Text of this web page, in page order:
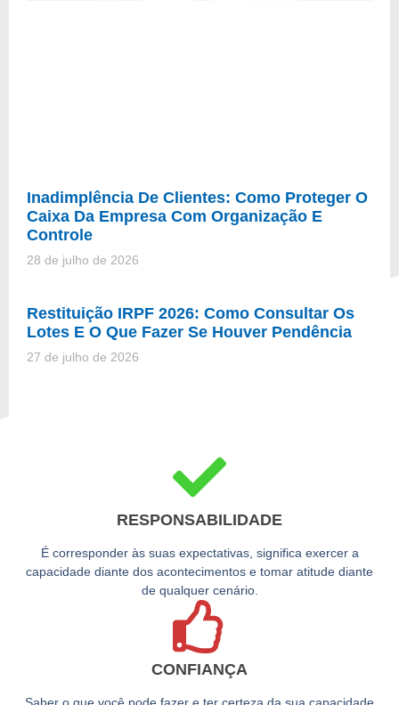
Inadimplência De Clientes: Como Proteger O
Caixa Da Empresa Com Organização E
Controle
28 de julho de 2026
Restituição IRPF 2026: Como Consultar Os
Lotes E O Que Fazer Se Houver Pendência
27 de julho de 2026
RESPONSABILIDADE
É corresponder às suas expectativas, significa exercer a
capacidade diante dos acontecimentos e tomar atitude diante
de qualquer cenário.
CONFIANÇA